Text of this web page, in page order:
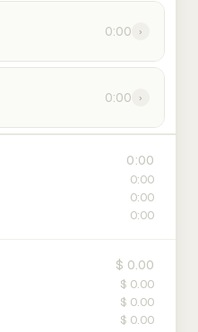
0:00 ›
0:00 ›
0:00
0:00
0:00
0:00
$ 0.00
$ 0.00
$ 0.00
$ 0.00